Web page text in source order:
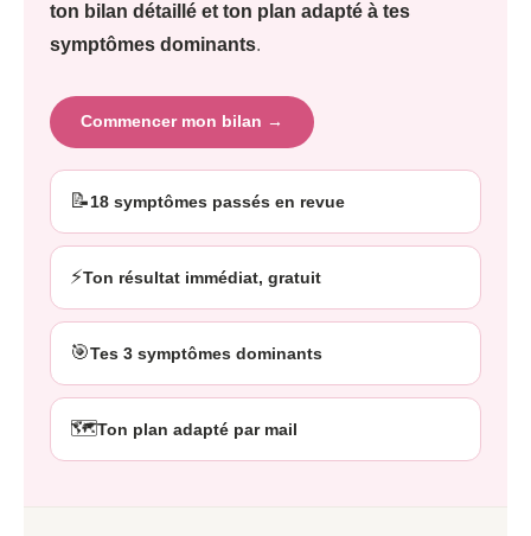
ton bilan détaillé et ton plan adapté à tes
symptômes dominants.
Commencer mon bilan →
📝 18 symptômes passés en revue
⚡Ton résultat immédiat, gratuit
🎯Tes 3 symptômes dominants
🗺️Ton plan adapté par mail